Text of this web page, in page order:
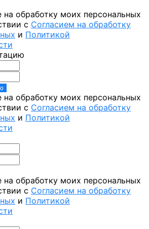
на обработку моих персональных
с Согласием на обработку
и Политикой
на обработку моих персональных
с Согласием на обработку
и Политикой
на обработку моих персональных
с Согласием на обработку
и Политикой